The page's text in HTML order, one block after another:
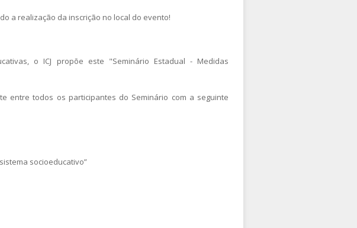
a realização da inscrição no local do evento!
o ICJ propõe este "Seminário Estadual - Medidas
entre todos os participantes do Seminário com a seguinte
socioeducativo”